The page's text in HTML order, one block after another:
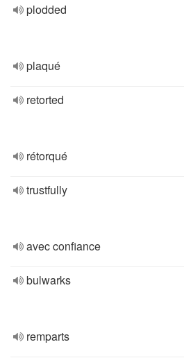
plodded
plaqué
retorted
rétorqué
trustfully
avec confiance
bulwarks
remparts